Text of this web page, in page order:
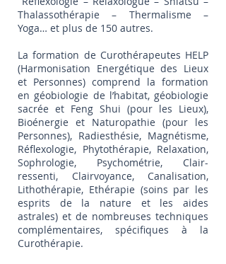
Thalassothérapie – Thermalisme –
Yoga… et plus de 150 autres.
La formation de Curothérapeutes HELP
(Harmonisation Energétique des Lieux
et Personnes) comprend la formation
en géobiologie de l’habitat, géobiologie
sacrée et Feng Shui (pour les Lieux),
Bioénergie et Naturopathie (pour les
Personnes), Radiesthésie, Magnétisme,
Réflexologie, Phytothérapie, Relaxation,
Sophrologie, Psychométrie, Clair-
ressenti, Clairvoyance, Canalisation,
Lithothérapie, Ethérapie (soins par les
esprits de la nature et les aides
astrales) et de nombreuses techniques
complémentaires, spécifiques à la
Curothérapie.